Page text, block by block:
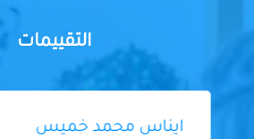
التقييمات
ايناس محمد خميس